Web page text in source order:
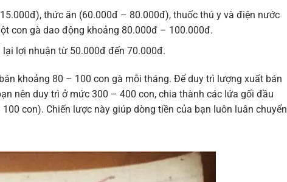
thức ăn (60.000đ – 80.000đ), thuốc thú y và điện nước
con gà dao động khoảng 80.000đ – 100.000đ.
lợi nhuận từ 50.000đ đến 70.000đ.
khoảng 80 – 100 con gà mỗi tháng. Để duy trì lượng xuất bán
nên duy trì ở mức 300 – 400 con, chia thành các lứa gối đầu
con). Chiến lược này giúp dòng tiền của bạn luôn luân chuyển